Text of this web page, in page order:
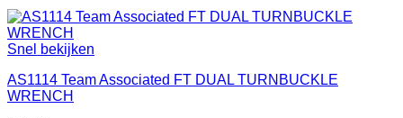
Snel bekijken
AS1114 Team Associated FT DUAL TURNBUCKLE
WRENCH